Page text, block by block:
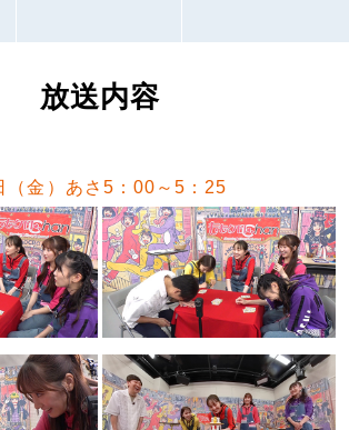
放送内容
（金）あさ5：00～5：25